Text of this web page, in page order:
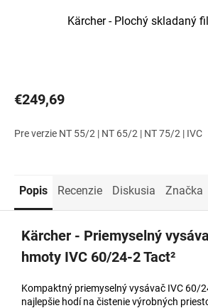
Kärcher - Plochý skladaný
€249,69
Pre verzie NT 55/2 | NT 65/2 | NT 75/2 | IVC
Popis Recenzie Diskusia Značka
Kärcher - Priemyselný
hmoty IVC 60/24-2 Tact²
Kompaktný priemyselný vysávač IVC 60/
najlepšie hodí na čistenie výrobných